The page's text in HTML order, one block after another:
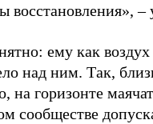
–
ему как
над ним. Так,
горизонте
сообществе